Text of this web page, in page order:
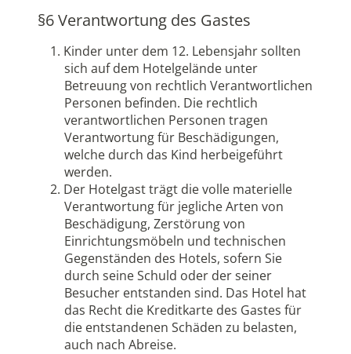
§6 Verantwortung des Gastes
Kinder unter dem 12. Lebensjahr sollten
sich auf dem Hotelgelände unter
Betreuung von rechtlich Verantwortlichen
Personen befinden. Die rechtlich
verantwortlichen Personen tragen
Verantwortung für Beschädigungen,
welche durch das Kind herbeigeführt
werden.
Der Hotelgast trägt die volle materielle
Verantwortung für jegliche Arten von
Beschädigung, Zerstörung von
Einrichtungsmöbeln und technischen
Gegenständen des Hotels, sofern Sie
durch seine Schuld oder der seiner
Besucher entstanden sind. Das Hotel hat
das Recht die Kreditkarte des Gastes für
die entstandenen Schäden zu belasten,
auch nach Abreise.